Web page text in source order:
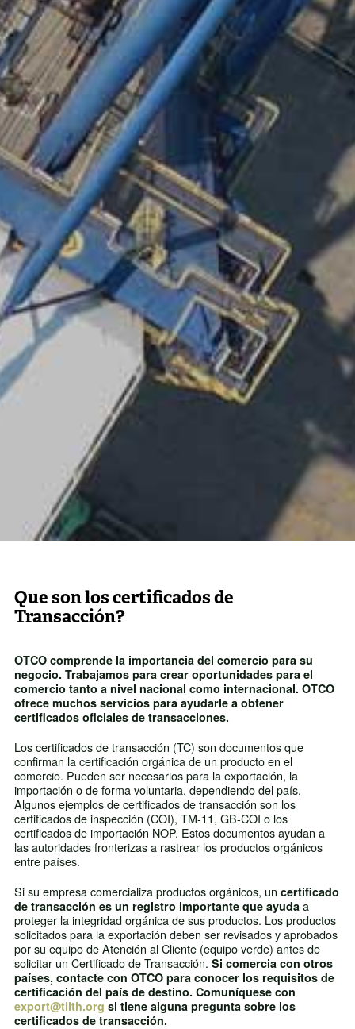
Que son los certificados de
Transacción?
OTCO comprende la importancia del comercio para su
negocio. Trabajamos para crear oportunidades para el
comercio tanto a nivel nacional como internacional. OTCO
ofrece muchos servicios para ayudarle a obtener
certificados oficiales de transacciones.
Los certificados de transacción (TC) son documentos que
confirman la certificación orgánica de un producto en el
comercio. Pueden ser necesarios para la exportación, la
importación o de forma voluntaria, dependiendo del país.
Algunos ejemplos de certificados de transacción son los
certificados de inspección (COI), TM-11, GB-COI o los
certificados de importación NOP. Estos documentos ayudan a
las autoridades fronterizas a rastrear los productos orgánicos
entre países.
Si su empresa comercializa productos orgánicos, un certificado
de transacción es un registro importante que ayuda a
proteger la integridad orgánica de sus productos. Los productos
solicitados para la exportación deben ser revisados y aprobados
por su equipo de Atención al Cliente (equipo verde) antes de
solicitar un Certificado de Transacción. Si comercia con otros
países, contacte con OTCO para conocer los requisitos de
certificación del país de destino. Comuníquese con
export@tilth.org si tiene alguna pregunta sobre los
certificados de transacción.